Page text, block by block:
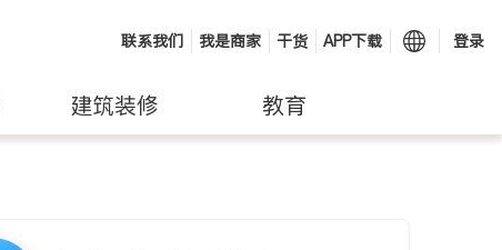
联系我们 我是商家 干货 APP下载 登录
建筑装修 教育